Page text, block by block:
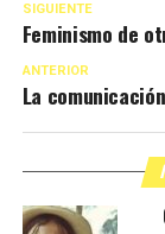
SIGUIENTE
Feminismo de
ANTERIOR
La